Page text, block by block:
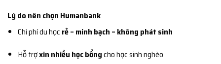
Lý do nên chọn Humanbank
Chi phí du học rẻ – minh bạch – không phát sinh
Hỗ trợxin nhiều học bổngcho học sinh nghèo